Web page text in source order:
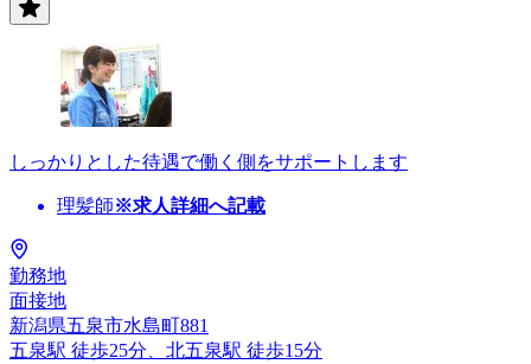
しっかりとした待遇で働く側をサポートします
理髪師※求人詳細へ記載
勤務地
面接地
新潟県五泉市水島町881
五泉駅 徒歩25分、北五泉駅 徒歩15分